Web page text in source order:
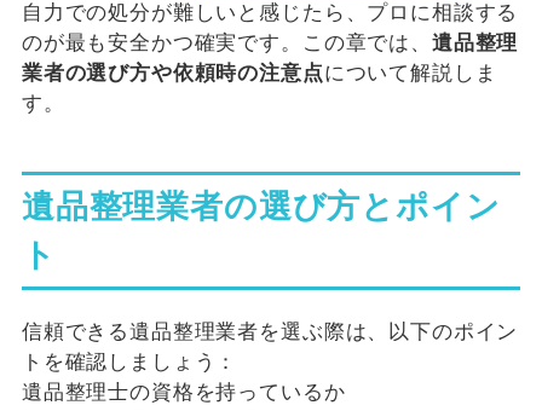
自力での処分が難しいと感じたら、プロに相談する
のが最も安全かつ確実です。この章では、 遺品整理
業者の選び方や依頼時の注意点について解説しま
す。
遺品整理業者の選び方とポイン
ト
信頼できる遺品整理業者を選ぶ際は、以下のポイン
トを確認しましょう：
遺品整理士の資格を持っているか